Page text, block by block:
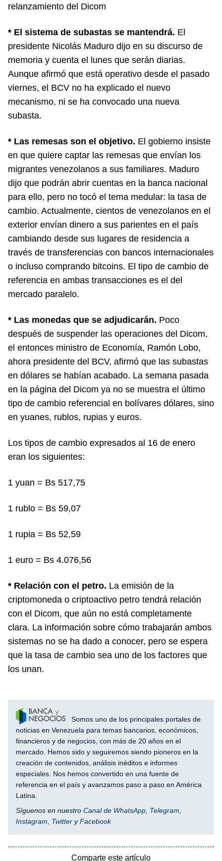
relanzamiento del Dicom
* El sistema de subastas se mantendrá. El
presidente Nicolás Maduro dijo en su discurso de
memoria y cuenta el lunes que serán diarias.
Aunque afirmó que está operativo desde el pasado
viernes, el BCV no ha explicado el nuevo
mecanismo, ni se ha convocado una nueva
subasta.
* Las remesas son el objetivo. El gobierno insiste
en que quiere captar las remesas que envían los
migrantes venezolanos a sus familiares. Maduro
dijo que podrán abrir cuentas en la banca nacional
para ello, pero no tocó el tema medular: la tasa de
cambio. Actualmente, cientos de venezolanos en el
exterior envían dinero a sus parientes en el país
cambiando desde sus lugares de residencia a
través de transferencias con bancos internacionales
o incluso comprando bitcoins. El tipo de cambio de
referencia en ambas transacciones es el del
mercado paralelo.
* Las monedas que se adjudicarán. Poco
después de suspender las operaciones del Dicom,
el entonces ministro de Economía, Ramón Lobo,
ahora presidente del BCV, afirmó que las subastas
en dólares se habían acabado. La semana pasada
en la página del Dicom ya no se muestra el último
tipo de cambio referencial en bolívares dólares, sino
en yuanes, rublos, rupias y euros.
Los tipos de cambio expresados al 16 de enero
eran los siguientes:
1 yuan = Bs 517,75
1 rublo = Bs 59,07
1 rupia = Bs 52,59
1 euro = Bs 4.076,56
* Relación con el petro. La emisión de la
criptomoneda o criptoactivo petro tendrá relación
con el Dicom, que aún no está completamente
clara. La información sobre cómo trabajarán ambos
sistemas no se ha dado a conocer, pero se espera
que la tasa de cambio sea uno de los factores que
los unan.
Somos uno de los principales portales de
noticias en Venezuela para temas bancarios, económicos,
financieros y de negocios, con más de 20 años en el
mercado. Hemos sido y seguiremos siendo pioneros en la
creación de contenidos, análisis inéditos e informes
especiales. Nos hemos convertido en una fuente de
referencia en el país y avanzamos paso a paso en América
Latina.
Síguenos en nuestro Canal de WhatsApp Telegram
Instagram
Twitter yFacebook
Comparte este artículo